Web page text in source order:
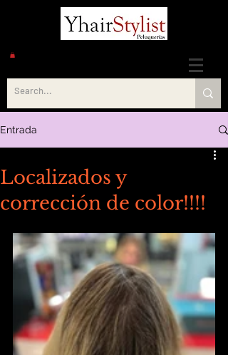
Entrada
Localizados y
corrección de color!!!!